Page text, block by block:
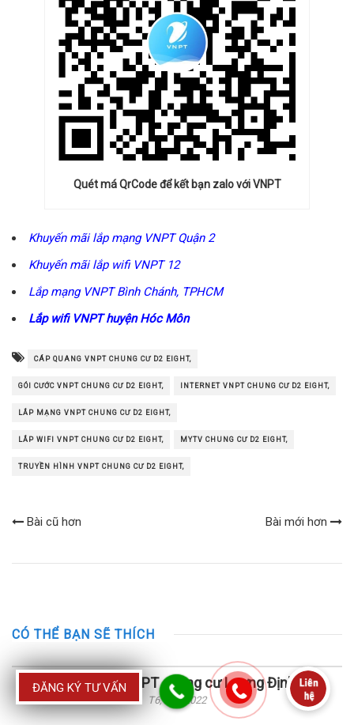
Quét má QrCode để kết bạn zalo với VNPT
Khuyến mãi lắp mạng VNPT Quận 2
Khuyến mãi lắp wifi VNPT 12
Lắp mạng VNPT Bình Chánh, TPHCM
Lắp wifi VNPT huyện Hóc Môn
CÁP QUANG VNPT CHUNG CƯ D2 EIGHT,
GÓI CƯỚC VNPT CHUNG CƯ D2 EIGHT, INTERNET VNPT CHUNG CƯ D2 EIGHT,
LẮP MẠNG VNPT CHUNG CƯ D2 EIGHT,
LẮP WIFI VNPT CHUNG CƯ D2 EIGHT, MYTV CHUNG CƯ D2 EIGHT,
TRUYỀN HÌNH VNPT CHUNG CƯ D2 EIGHT,
Bài cũ hơn Bài mới hơn
CÓ THỂ BẠN SẼ THÍCH
Lắp mạng wifi VNPT chung cư Lương Định Của
T6, 09 / 2022
ĐĂNG KÝ TƯ VẤN